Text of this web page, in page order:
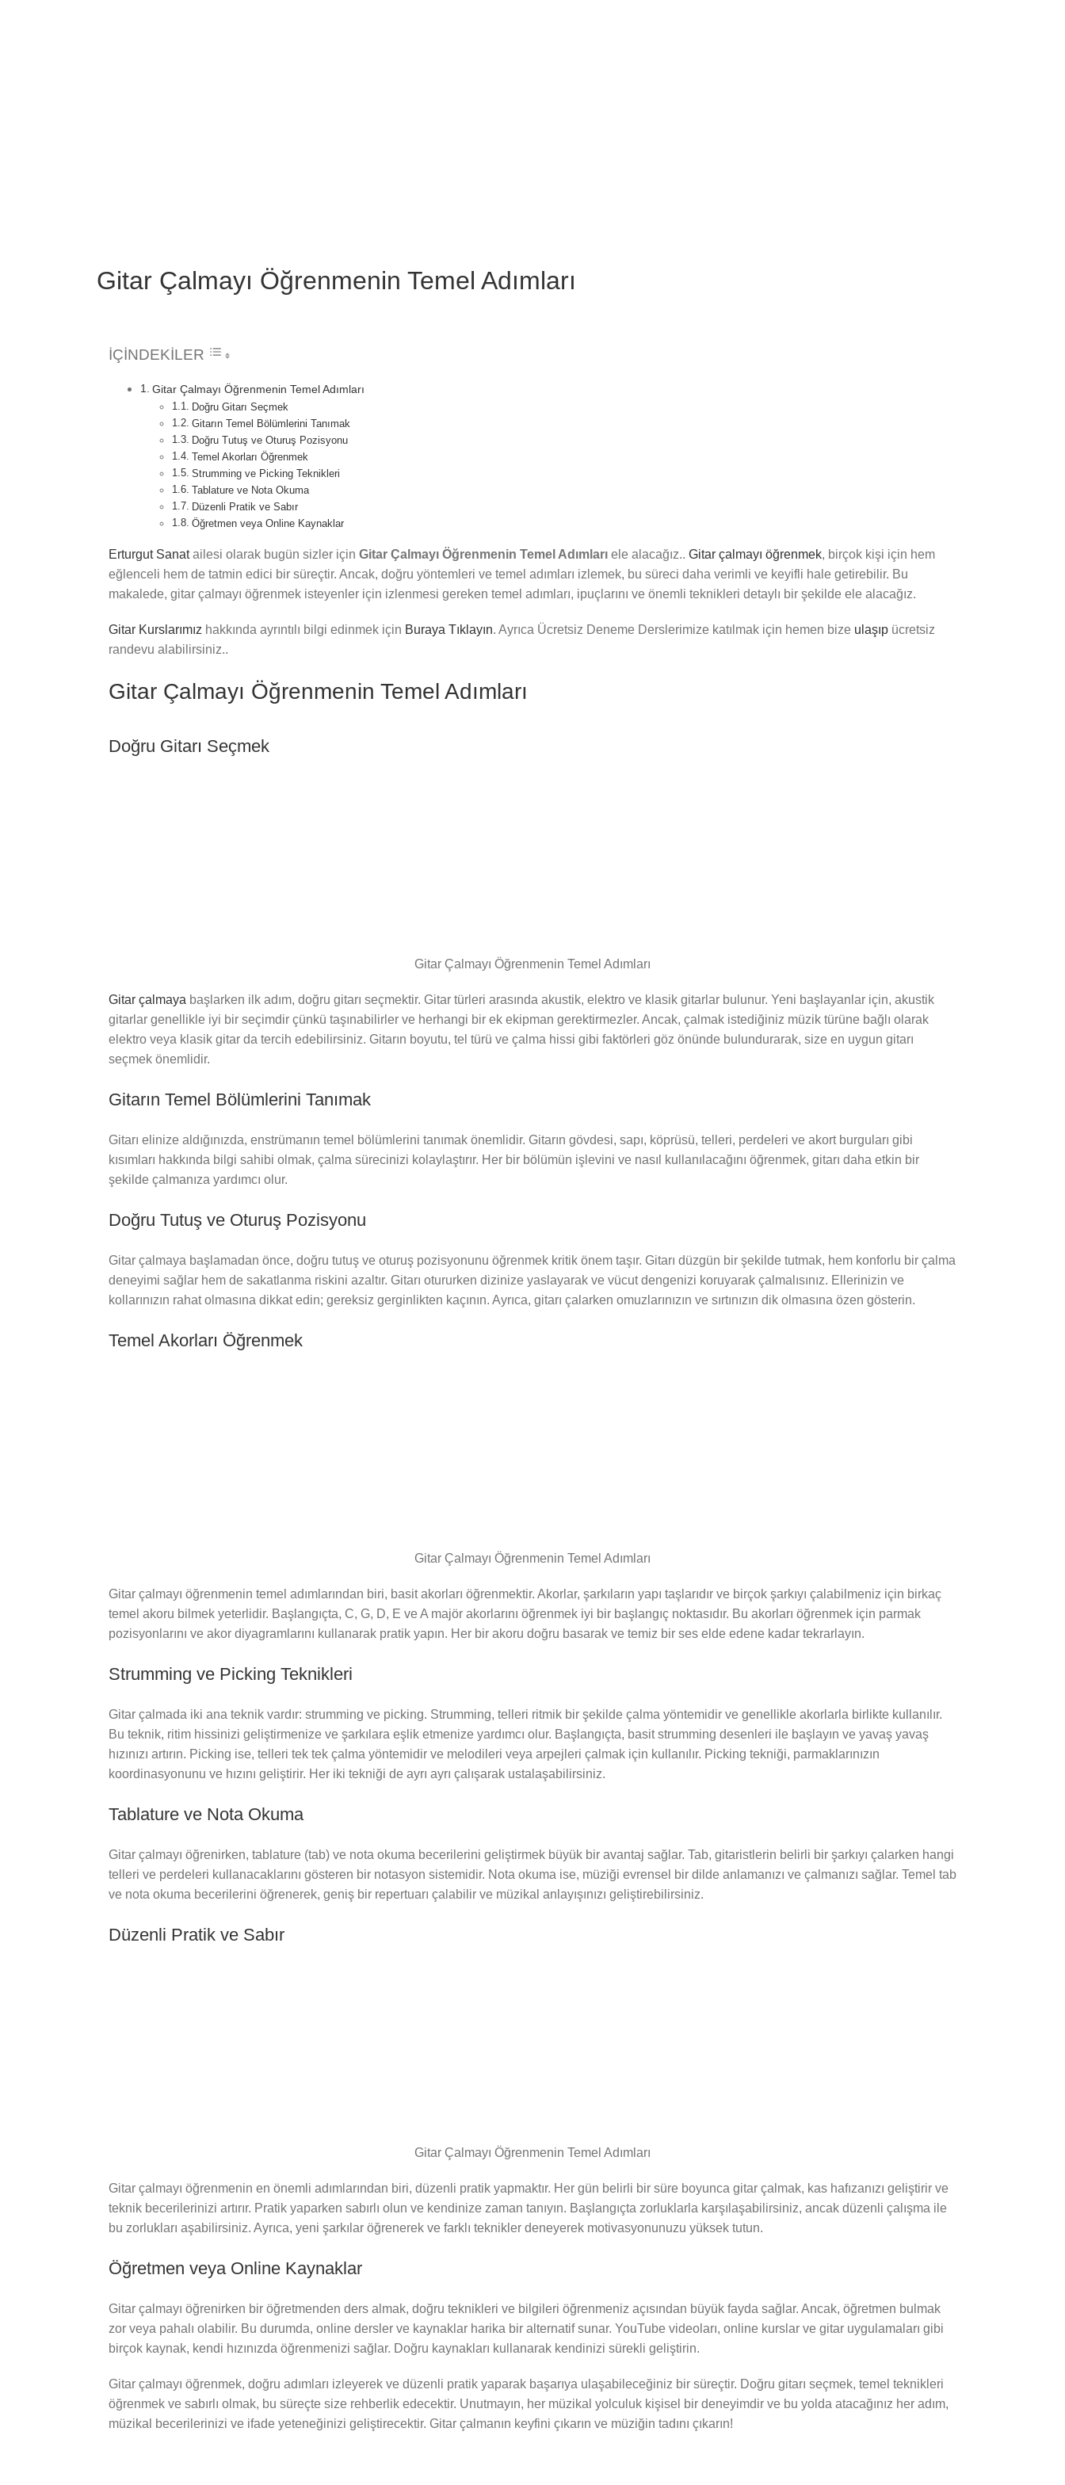
Gitar Çalmayı Öğrenmenin Temel Adımları
İÇİNDEKİLER
Gitar Çalmayı Öğrenmenin Temel Adımları
Doğru Gitarı Seçmek
Gitarın Temel Bölümlerini Tanımak
Doğru Tutuş ve Oturuş Pozisyonu
Temel Akorları Öğrenmek
Strumming ve Picking Teknikleri
Tablature ve Nota Okuma
Düzenli Pratik ve Sabır
Öğretmen veya Online Kaynaklar
Erturgut Sanatailesi olarak bugün sizler için Gitar Çalmayı Öğrenmenin Temel Adımlarıele alacağız.. Gitar çalmayı öğrenmek, birçok kişi için hem
eğlenceli hem de tatmin edici bir süreçtir. Ancak, doğru yöntemleri ve temel adımları izlemek, bu süreci daha verimli ve keyifli hale getirebilir. Bu
makalede, gitar çalmayı öğrenmek isteyenler için izlenmesi gereken temel adımları, ipuçlarını ve önemli teknikleri detaylı bir şekilde ele alacağız.
Gitar Kurslarımız hakkında ayrıntılı bilgi edinmek için Buraya Tıklayın. Ayrıca Ücretsiz Deneme Derslerimize katılmak için hemen bize ulaşıpücretsiz
randevu alabilirsiniz..
Gitar Çalmayı Öğrenmenin Temel Adımları
Doğru Gitarı Seçmek
Gitar Çalmayı Öğrenmenin Temel Adımları
Gitar çalmaya başlarken ilk adım, doğru gitarı seçmektir. Gitar türleri arasında akustik, elektro ve klasik gitarlar bulunur. Yeni başlayanlar için, akustik
gitarlar genellikle iyi bir seçimdir çünkü taşınabilirler ve herhangi bir ek ekipman gerektirmezler. Ancak, çalmak istediğiniz müzik türüne bağlı olarak
elektro veya klasik gitar da tercih edebilirsiniz. Gitarın boyutu, tel türü ve çalma hissi gibi faktörleri göz önünde bulundurarak, size en uygun gitarı
seçmek önemlidir.
Gitarın Temel Bölümlerini Tanımak
Gitarı elinize aldığınızda, enstrümanın temel bölümlerini tanımak önemlidir. Gitarın gövdesi, sapı, köprüsü, telleri, perdeleri ve akort burguları gibi
kısımları hakkında bilgi sahibi olmak, çalma sürecinizi kolaylaştırır. Her bir bölümün işlevini ve nasıl kullanılacağını öğrenmek, gitarı daha etkin bir
şekilde çalmanıza yardımcı olur.
Doğru Tutuş ve Oturuş Pozisyonu
Gitar çalmaya başlamadan önce, doğru tutuş ve oturuş pozisyonunu öğrenmek kritik önem taşır. Gitarı düzgün bir şekilde tutmak, hem konforlu bir çalma
deneyimi sağlar hem de sakatlanma riskini azaltır. Gitarı otururken dizinize yaslayarak ve vücut dengenizi koruyarak çalmalısınız. Ellerinizin ve
kollarınızın rahat olmasına dikkat edin; gereksiz gerginlikten kaçının. Ayrıca, gitarı çalarken omuzlarınızın ve sırtınızın dik olmasına özen gösterin.
Temel Akorları Öğrenmek
Gitar Çalmayı Öğrenmenin Temel Adımları
Gitar çalmayı öğrenmenin temel adımlarından biri, basit akorları öğrenmektir. Akorlar, şarkıların yapı taşlarıdır ve birçok şarkıyı çalabilmeniz için birkaç
temel akoru bilmek yeterlidir. Başlangıçta, C, G, D, E ve A majör akorlarını öğrenmek iyi bir başlangıç noktasıdır. Bu akorları öğrenmek için parmak
pozisyonlarını ve akor diyagramlarını kullanarak pratik yapın. Her bir akoru doğru basarak ve temiz bir ses elde edene kadar tekrarlayın.
Strumming ve Picking Teknikleri
Gitar çalmada iki ana teknik vardır: strumming ve picking. Strumming, telleri ritmik bir şekilde çalma yöntemidir ve genellikle akorlarla birlikte kullanılır.
Bu teknik, ritim hissinizi geliştirmenize ve şarkılara eşlik etmenize yardımcı olur. Başlangıçta, basit strumming desenleri ile başlayın ve yavaş yavaş
hızınızı artırın. Picking ise, telleri tek tek çalma yöntemidir ve melodileri veya arpejleri çalmak için kullanılır. Picking tekniği, parmaklarınızın
koordinasyonunu ve hızını geliştirir. Her iki tekniği de ayrı ayrı çalışarak ustalaşabilirsiniz.
Tablature ve Nota Okuma
Gitar çalmayı öğrenirken, tablature (tab) ve nota okuma becerilerini geliştirmek büyük bir avantaj sağlar. Tab, gitaristlerin belirli bir şarkıyı çalarken hangi
telleri ve perdeleri kullanacaklarını gösteren bir notasyon sistemidir. Nota okuma ise, müziği evrensel bir dilde anlamanızı ve çalmanızı sağlar. Temel tab
ve nota okuma becerilerini öğrenerek, geniş bir repertuarı çalabilir ve müzikal anlayışınızı geliştirebilirsiniz.
Düzenli Pratik ve Sabır
Gitar Çalmayı Öğrenmenin Temel Adımları
Gitar çalmayı öğrenmenin en önemli adımlarından biri, düzenli pratik yapmaktır. Her gün belirli bir süre boyunca gitar çalmak, kas hafızanızı geliştirir ve
teknik becerilerinizi artırır. Pratik yaparken sabırlı olun ve kendinize zaman tanıyın. Başlangıçta zorluklarla karşılaşabilirsiniz, ancak düzenli çalışma ile
bu zorlukları aşabilirsiniz. Ayrıca, yeni şarkılar öğrenerek ve farklı teknikler deneyerek motivasyonunuzu yüksek tutun.
Öğretmen veya Online Kaynaklar
Gitar çalmayı öğrenirken bir öğretmenden ders almak, doğru teknikleri ve bilgileri öğrenmeniz açısından büyük fayda sağlar. Ancak, öğretmen bulmak
zor veya pahalı olabilir. Bu durumda, online dersler ve kaynaklar harika bir alternatif sunar. YouTube videoları, online kurslar ve gitar uygulamaları gibi
birçok kaynak, kendi hızınızda öğrenmenizi sağlar. Doğru kaynakları kullanarak kendinizi sürekli geliştirin.
Gitar çalmayı öğrenmek, doğru adımları izleyerek ve düzenli pratik yaparak başarıya ulaşabileceğiniz bir süreçtir. Doğru gitarı seçmek, temel teknikleri
öğrenmek ve sabırlı olmak, bu süreçte size rehberlik edecektir. Unutmayın, her müzikal yolculuk kişisel bir deneyimdir ve bu yolda atacağınız her adım,
müzikal becerilerinizi ve ifade yeteneğinizi geliştirecektir. Gitar çalmanın keyfini çıkarın ve müziğin tadını çıkarın!